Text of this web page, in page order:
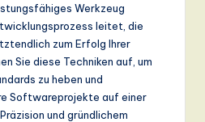
Werkzeug
leitet, die
zum Erfolg Ihrer
Sie diese Techniken auf, um
zu heben und
Softwareprojekte auf einer
und gründlichem